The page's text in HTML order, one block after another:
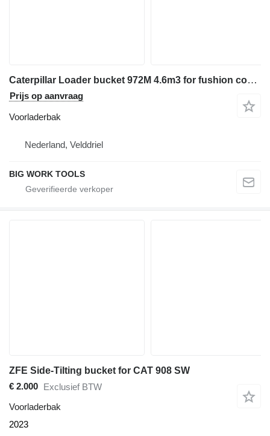
Caterpillar Loader bucket 972M 4.6m3 for fushion coupler
Prijs op aanvraag
Voorladerbak
Nederland, Velddriel
BIG WORK TOOLS
ZFE Side-Tilting bucket for CAT 908 SW
€ 2.000 Exclusief BTW
Voorladerbak
2023